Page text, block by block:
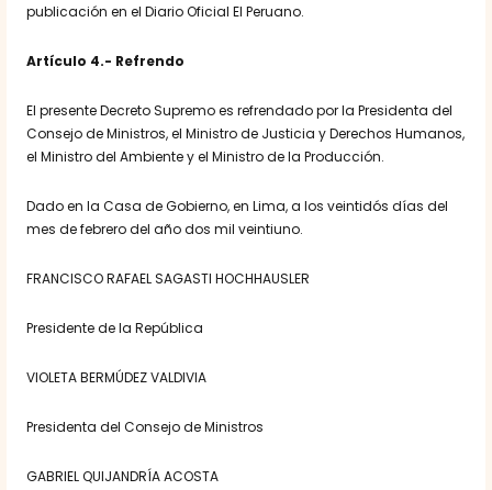
publicación en el Diario Oficial El Peruano.
Artículo 4.- Refrendo
El presente Decreto Supremo es refrendado por la Presidenta del
Consejo de Ministros, el Ministro de Justicia y Derechos Humanos,
el Ministro del Ambiente y el Ministro de la Producción.
Dado en la Casa de Gobierno, en Lima, a los veintidós días del
mes de febrero del año dos mil veintiuno.
FRANCISCO RAFAEL SAGASTI HOCHHAUSLER
Presidente de la República
VIOLETA BERMÚDEZ VALDIVIA
Presidenta del Consejo de Ministros
GABRIEL QUIJANDRÍA ACOSTA